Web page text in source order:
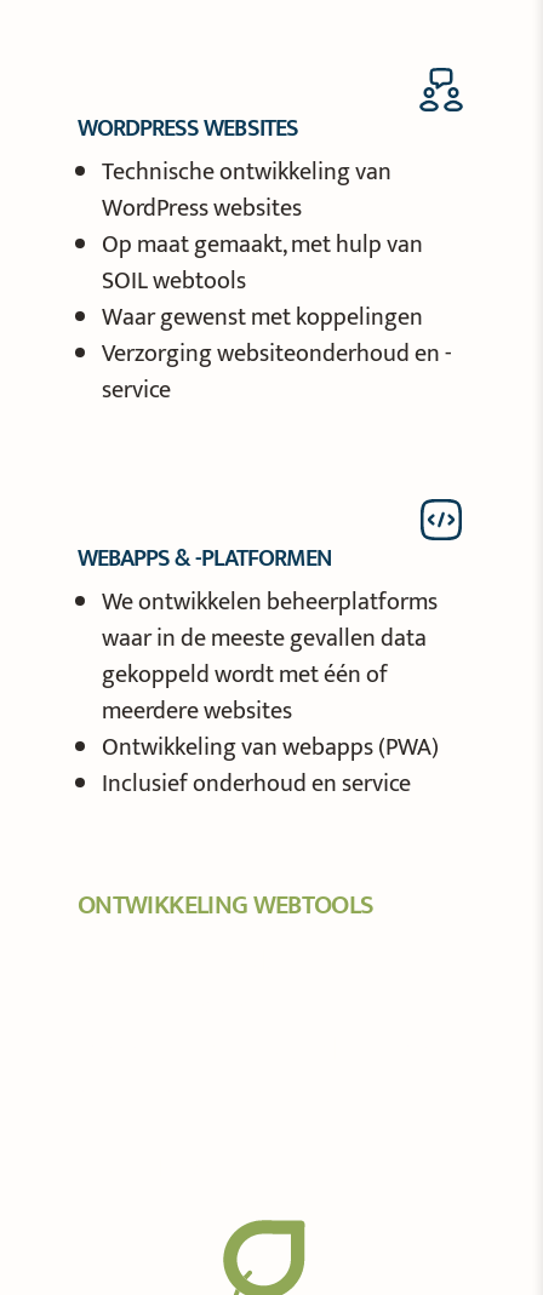
WORDPRESS WEBSITES
Technische ontwikkeling van
WordPress websites
Op maat gemaakt, met hulp van
SOIL webtools
Waar gewenst met koppelingen
Verzorging websiteonderhoud en -
service
WEBAPPS & -PLATFORMEN
We ontwikkelen beheerplatforms
waar in de meeste gevallen data
gekoppeld wordt met één of
meerdere websites
Ontwikkeling van webapps (PWA)
Inclusief onderhoud en service
ONTWIKKELING WEBTOOLS